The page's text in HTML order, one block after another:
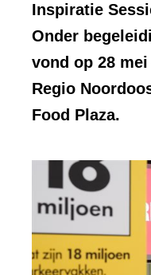
Inspiratie
Onder
vond op 28
Regio
Food Plaza.